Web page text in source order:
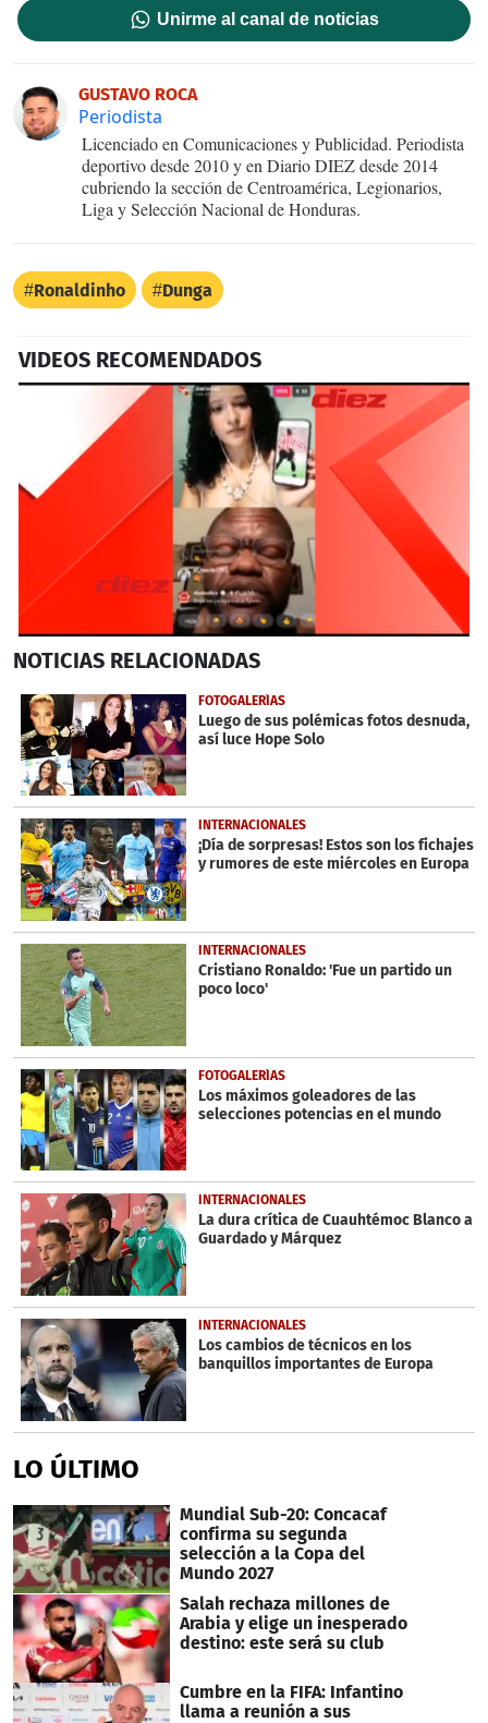
Unirme al canal de noticias
GUSTAVO ROCA
Periodista
Licenciado en Comunicaciones y Publicidad. Periodista
deportivo desde 2010 y en Diario DIEZ desde 2014
cubriendo la sección de Centroamérica, Legionarios,
Liga y Selección Nacional de Honduras.
Ronaldinho Dunga
VIDEOS RECOMENDADOS
seconds
4
minutes,
16
seconds
NOTICIAS RELACIONADAS
FOTOGALERÍAS
Luego de sus polémicas fotos desnuda,
así luce Hope Solo
INTERNACIONALES
¡Día de sorpresas! Estos son los fichajes
y rumores de este miércoles en Europa
INTERNACIONALES
Cristiano Ronaldo: 'Fue un partido un
poco loco'
FOTOGALERÍAS
Los máximos goleadores de las
selecciones potencias en el mundo
INTERNACIONALES
La dura crítica de Cuauhtémoc Blanco a
Guardado y Márquez
INTERNACIONALES
Los cambios de técnicos en los
banquillos importantes de Europa
LO ÚLTIMO
Mundial Sub-20: Concacaf
confirma su segunda
selección a la Copa del
Mundo 2027
Salah rechaza millones de
Arabia y elige un inesperado
destino: este será su club
Cumbre en la FIFA: Infantino
llama a reunión a sus